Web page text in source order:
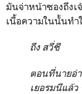
มันจ่าหน้าซองถึงเ
เนื้อความในนั้นทำ
ถึง สวี่ซี
ตอนที่นายอ่
เยอรมนีแล้